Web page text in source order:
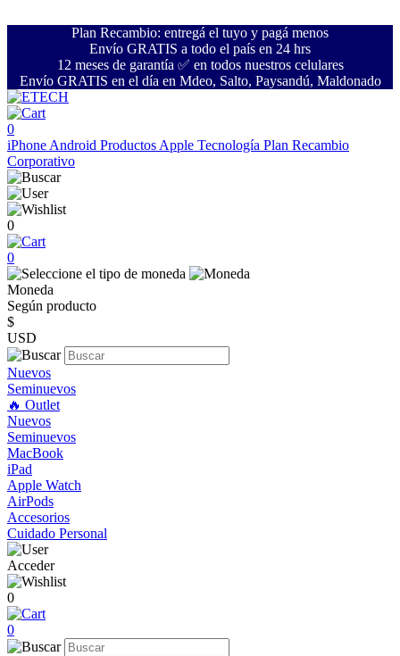
Plan Recambio: entregá el tuyo y pagá menos
Envío GRATIS a todo el país en 24 hrs
12 meses de garantía ✅ en todos nuestros celulares
Envío GRATIS en el día en Mdeo, Salto, Paysandú, Maldonado
0
iPhone Android Productos Apple Tecnología Plan Recambio
Corporativo
0
0
Moneda
Según producto
$
USD
Nuevos
Seminuevos
🔥 Outlet
Nuevos
Seminuevos
MacBook
iPad
Apple Watch
AirPods
Accesorios
Cuidado Personal
Acceder
0
0